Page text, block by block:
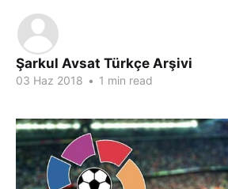
Şarkul Avsat Türkçe Arşivi
03 Haz 2018 • 1 min read